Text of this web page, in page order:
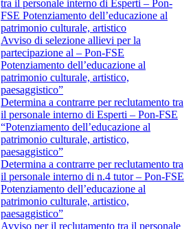
tra il personale interno di Esperti – Pon-
FSE Potenziamento dell’educazione al
patrimonio culturale, artistico
Avviso di selezione allievi per la
partecipazione al – Pon-FSE
Potenziamento dell’educazione al
patrimonio culturale, artistico,
paesaggistico”
Determina a contrarre per reclutamento tra
il personale interno di Esperti – Pon-FSE
“Potenziamento dell’educazione al
patrimonio culturale, artistico,
paesaggistico”
Determina a contrarre per reclutamento tra
il personale interno di n.4 tutor – Pon-FSE
Potenziamento dell’educazione al
patrimonio culturale, artistico,
paesaggistico”
Avviso per il reclutamento tra il personale